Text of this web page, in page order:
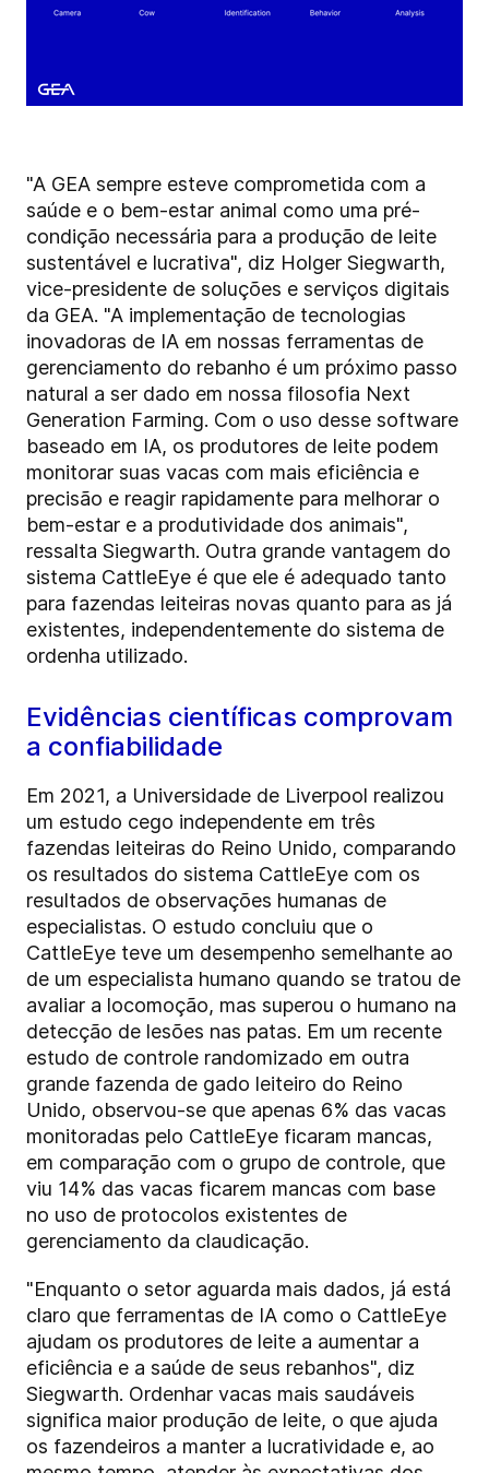
"A GEA sempre esteve comprometida com a
saúde e o bem-estar animal como uma pré-
condição necessária para a produção de leite
sustentável e lucrativa", diz Holger Siegwarth,
vice-presidente de soluções e serviços digitais
da GEA. "A implementação de tecnologias
inovadoras de IA em nossas ferramentas de
gerenciamento do rebanho é um próximo passo
natural a ser dado em nossa filosofia Next
Generation Farming. Com o uso desse software
baseado em IA, os produtores de leite podem
monitorar suas vacas com mais eficiência e
precisão e reagir rapidamente para melhorar o
bem-estar e a produtividade dos animais",
ressalta Siegwarth. Outra grande vantagem do
sistema CattleEye é que ele é adequado tanto
para fazendas leiteiras novas quanto para as já
existentes, independentemente do sistema de
ordenha utilizado.
Evidências científicas comprovam
a confiabilidade
Em 2021, a Universidade de Liverpool realizou
um estudo cego independente em três
fazendas leiteiras do Reino Unido, comparando
os resultados do sistema CattleEye com os
resultados de observações humanas de
especialistas. O estudo concluiu que o
CattleEye teve um desempenho semelhante ao
de um especialista humano quando se tratou de
avaliar a locomoção, mas superou o humano na
detecção de lesões nas patas. Em um recente
estudo de controle randomizado em outra
grande fazenda de gado leiteiro do Reino
Unido, observou-se que apenas 6% das vacas
monitoradas pelo CattleEye ficaram mancas,
em comparação com o grupo de controle, que
viu 14% das vacas ficarem mancas com base
no uso de protocolos existentes de
gerenciamento da claudicação.
"Enquanto o setor aguarda mais dados, já está
claro que ferramentas de IA como o CattleEye
ajudam os produtores de leite a aumentar a
eficiência e a saúde de seus rebanhos", diz
Siegwarth. Ordenhar vacas mais saudáveis
significa maior produção de leite, o que ajuda
os fazendeiros a manter a lucratividade e, ao